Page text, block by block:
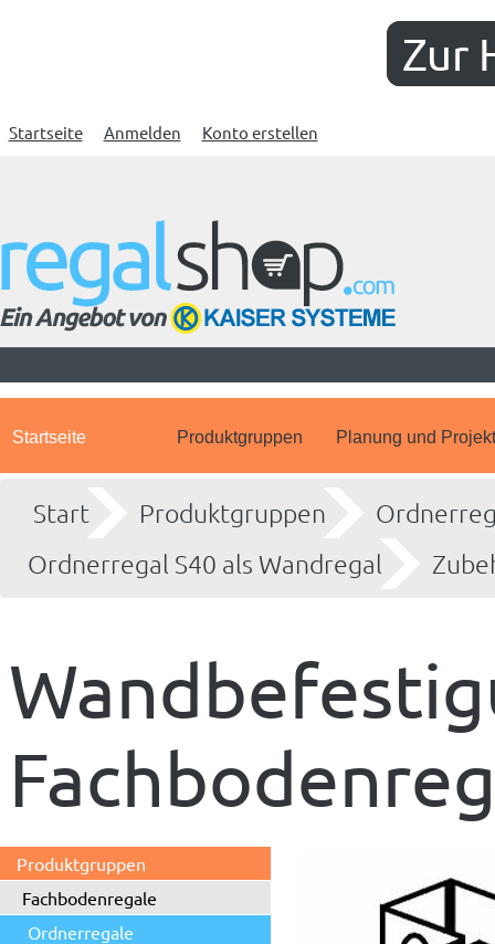
Zur
Startseite Anmelden Konto erstellen
Startseite Produktgruppen Planung und
Start Produktgruppen
Ordnerregal S40 als Wandregal
Produktgruppen
Fachbodenregale
Ordnerregale